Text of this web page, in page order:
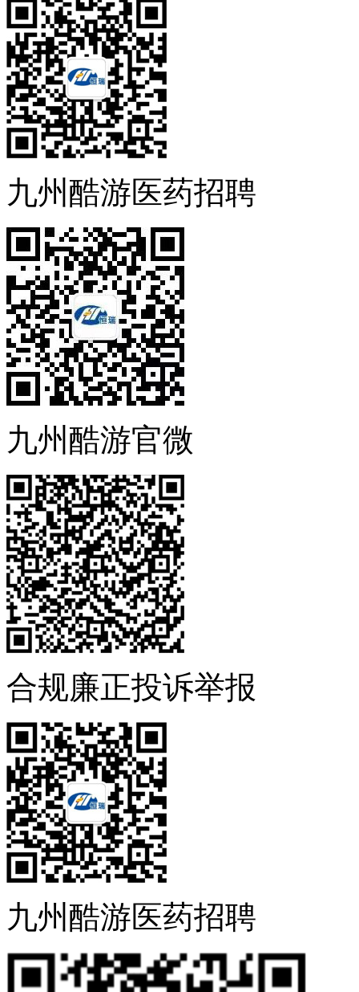
九州酷游医药招聘
九州酷游官微
合规廉正投诉举报
九州酷游医药招聘